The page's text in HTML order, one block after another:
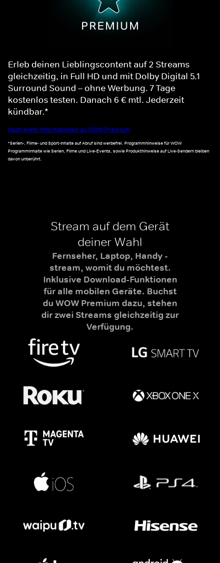
Erleb deinen Lieblingscontent auf 2 Streams
gleichzeitig, in Full HD und mit Dolby Digital 5.1
Surround Sound – ohne Werbung. 7 Tage
kostenlos testen. Danach 6 € mtl. Jederzeit
kündbar.*
Noch mehr Informationen zu WOW Premium
*Serien-, Filme- und Sport-Inhalte auf Abruf sind werbefrei. Programmhinweise für WOW
Programminhalte wie Serien, Filme und Live-Events, sowie Produkthinweise auf Live-Sendern bleiben
davon unberührt.
Stream auf dem Gerät
deiner Wahl
Fernseher, Laptop, Handy -
stream, womit du möchtest.
Inklusive Download-Funktionen
für alle mobilen Geräte. Buchst
du WOW Premium dazu, stehen
dir zwei Streams gleichzeitig zur
Verfügung.